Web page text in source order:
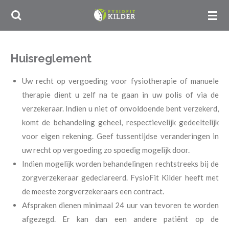
Ga
de
hoofdinhoud
Huisreglement
Uw recht op vergoeding voor fysiotherapie of manuele
therapie dient u zelf na te gaan in uw polis of via de
verzekeraar. Indien u niet of onvoldoende bent verzekerd,
komt de behandeling geheel, respectievelijk gedeeltelijk
voor eigen rekening. Geef tussentijdse veranderingen in
uw recht op vergoeding zo spoedig mogelijk door.
Indien mogelijk worden behandelingen rechtstreeks bij de
zorgverzekeraar gedeclareerd. FysioFit Kilder heeft met
de meeste zorgverzekeraars een contract.
Afspraken dienen minimaal 24 uur van tevoren te worden
afgezegd. Er kan dan een andere patiënt op de